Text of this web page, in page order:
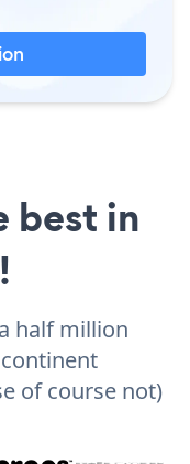
best in
half million
of course not)